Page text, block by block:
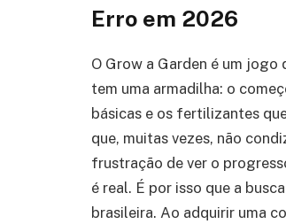
Erro em 2026
O Grow a Garden é um jogo
tem uma armadilha: o
básicas e os fertilizantes
que, muitas vezes, não
frustração de ver o
é real. É por isso que a
brasileira. Ao adquirir uma